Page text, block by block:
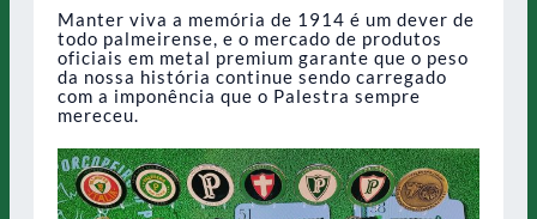
Manter viva a memória de 1914 é um dever de
todo palmeirense, e o mercado de produtos
oficiais em metal premium garante que o peso
da nossa história continue sendo carregado
com a imponência que o Palestra sempre
mereceu.